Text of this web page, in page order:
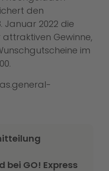
den
Januar 2022 die
Gewinne,
im
GO! Express